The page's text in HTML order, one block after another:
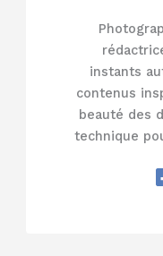
instants
contenus
beauté des
technique